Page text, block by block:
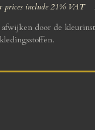
include 21% VAT
door de